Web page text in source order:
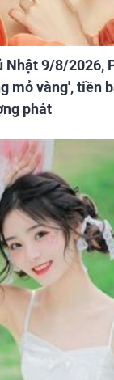
Nhật 9/8/2026,
mỏ vàng', tiền
phát